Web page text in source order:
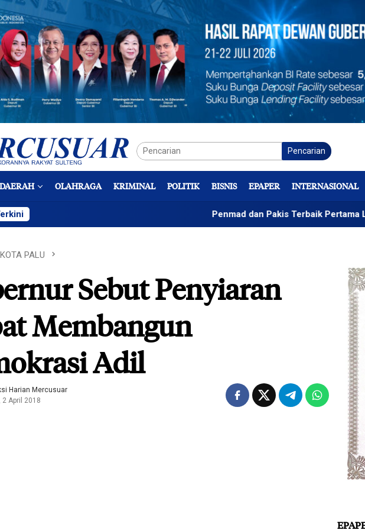
Pencarian
DAERAH OLAHRAGA KRIMINAL POLITIK BISNIS EPAPER INTERNASIONAL
Penmad dan Pakis Terbaik Pertama LPj
KOTA PALU
Sebut Penyiaran
Membangun
Adil
Harian Mercusuar
2 April 2018